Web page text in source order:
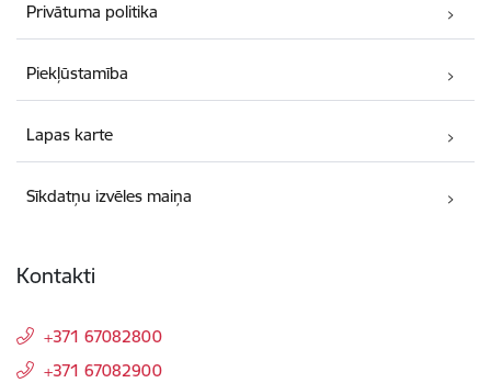
Privātuma politika
Piekļūstamība
Lapas karte
Sīkdatņu izvēles maiņa
Kontakti
+371 67082800
+371 67082900